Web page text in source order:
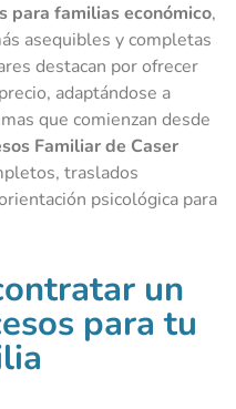
para familias económico,
asequibles y completas
destacan por ofrecer
adaptándose a
que comienzan desde
Familiar de Caser
traslados
psicológica para
un
para tu